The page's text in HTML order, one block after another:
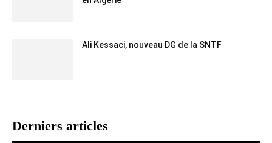
Ali Kessaci, nouveau DG de la SNTF
Derniers articles